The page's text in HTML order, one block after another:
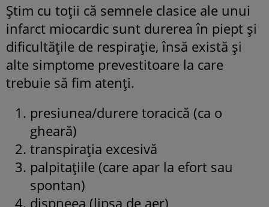
Știm cu toții că semnele clasice ale unui
infarct miocardic sunt durerea în piept și
dificultățile de respirație, însă există și
alte simptome prevestitoare la care
trebuie să fim atenți.
presiunea/durere toracică (ca o
gheară)
transpirația excesivă
palpitațiile (care apar la efort sau
spontan)
dispneea (lipsa de aer)